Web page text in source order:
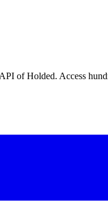
of Holded. Access